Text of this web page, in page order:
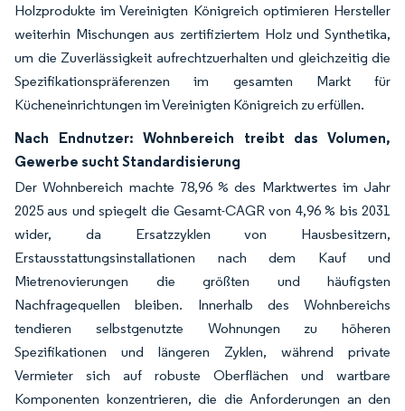
Holzprodukte im Vereinigten Königreich optimieren Hersteller
weiterhin Mischungen aus zertifiziertem Holz und Synthetika,
um die Zuverlässigkeit aufrechtzuerhalten und gleichzeitig die
Spezifikationspräferenzen im gesamten Markt für
Kücheneinrichtungen im Vereinigten Königreich zu erfüllen.
Nach Endnutzer: Wohnbereich treibt das Volumen,
Gewerbe sucht Standardisierung
Der Wohnbereich machte 78,96 % des Marktwertes im Jahr
2025 aus und spiegelt die Gesamt-CAGR von 4,96 % bis 2031
wider, da Ersatzzyklen von Hausbesitzern,
Erstausstattungsinstallationen nach dem Kauf und
Mietrenovierungen die größten und häufigsten
Nachfragequellen bleiben. Innerhalb des Wohnbereichs
tendieren selbstgenutzte Wohnungen zu höheren
Spezifikationen und längeren Zyklen, während private
Vermieter sich auf robuste Oberflächen und wartbare
Komponenten konzentrieren, die die Anforderungen an den